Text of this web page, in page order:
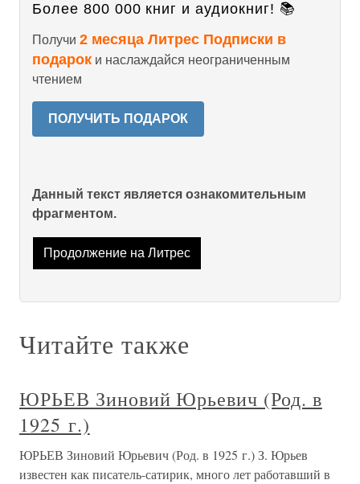
Более 800 000 книг и аудиокниг! 📚
Получи 2 месяца Литрес Подписки в
подарок и наслаждайся неограниченным
чтением
ПОЛУЧИТЬ ПОДАРОК
Данный текст является ознакомительным
фрагментом.
Продолжение на Литрес
Читайте также
ЮРЬЕВ Зиновий Юрьевич (Род. в
1925 г.)
ЮРЬЕВ Зиновий Юрьевич (Род. в 1925 г.) З. Юрьев
известен как писатель-сатирик, много лет работавший в